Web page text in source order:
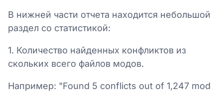
В нижней части отчета находится небольшой
раздел со статистикой:
1. Количество найденных конфликтов из
скольких всего файлов модов.
Например: "Found 5 conflicts out of 1,247 mod